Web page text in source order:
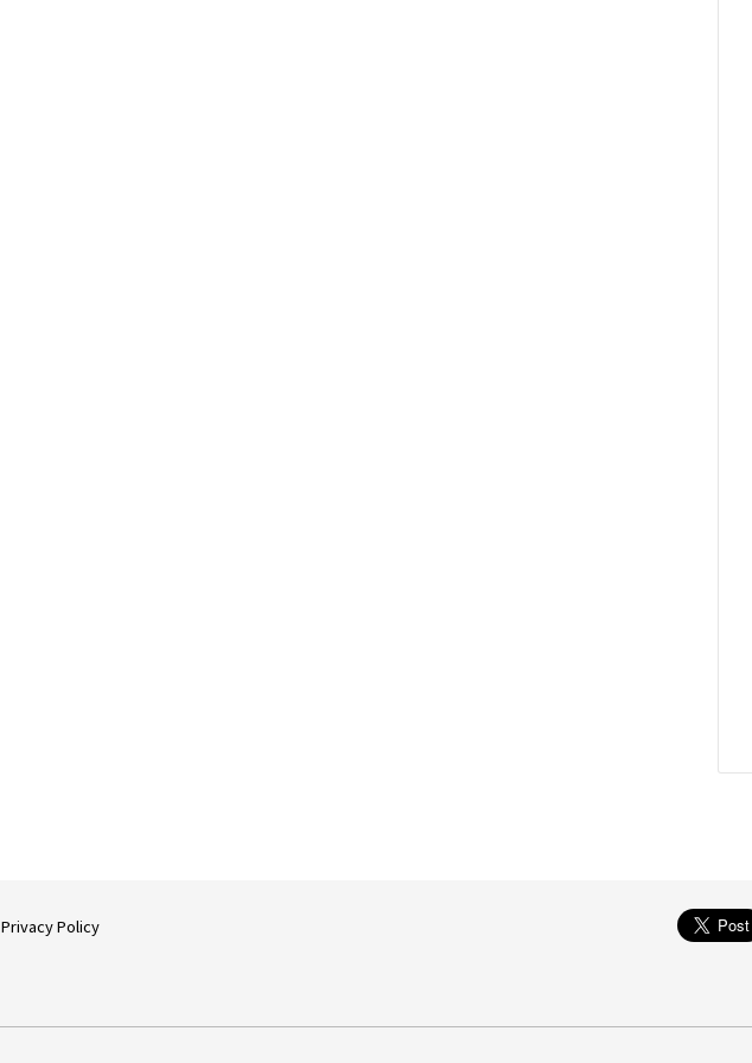
Privacy Policy